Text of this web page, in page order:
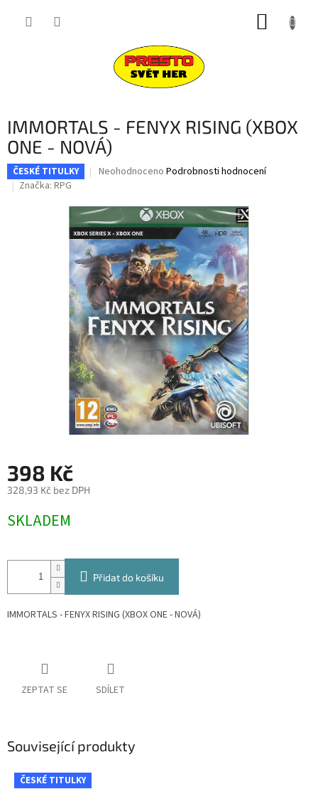
IMMORTALS - FENYX RISING (XBOX
ONE - NOVÁ)
ČESKÉ TITULKY
Průměrné
je
0,0
z
5
hvězdiček.
Neohodnoceno Podrobnosti hodnocení
Značka: RPG
398 Kč
328,93 Kč bez DPH
cena:
SKLADEM
Přidat do košíku
IMMORTALS - FENYX RISING (XBOX ONE - NOVÁ)
ZEPTAT SE SDÍLET
Související produkty
ČESKÉ TITULKY